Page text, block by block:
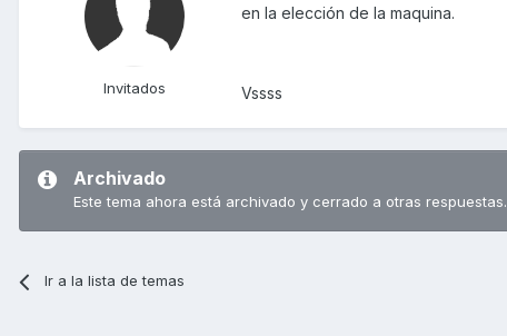
Invitados
en la elección de la maquina.
Vssss
Archivado
Este tema ahora está archivado y cerrado a otras respuestas.
Ir a la lista de temas